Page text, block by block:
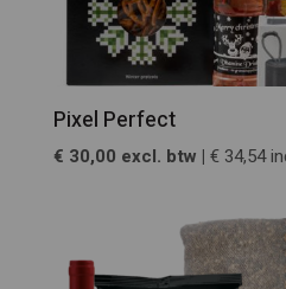
Pixel Perfect
€ 30,00 excl. btw | € 34,54